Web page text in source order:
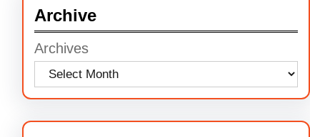
r
c
h
Archive
Archives